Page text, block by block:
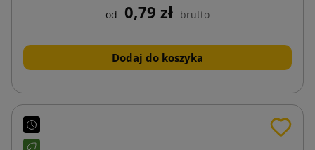
od 0,79 zł brutto
Dodaj do koszyka